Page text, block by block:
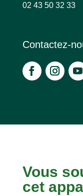
02 43 50 32 33
Contactez-
Vous
cet